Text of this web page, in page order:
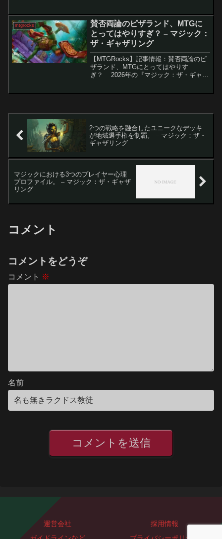
くの注目すべき再録カードや新しいデザ
インが...
mtgrocks
賛否両論のピザランド、MTGに
とってはやりすぎ？ – マジック：
ザ・ギャザリング
【MTGRocks】記事情報：賛否両論のピ
ザランド、MTGにとってはやりす
ぎ？ 2026年の『マジック：ザ・ギャザ
2つの戦略を融合したユニークなデッキ
が地域選手権を制覇。 – マジック：ザ・
ギャザリング
マジックにおける3つのプレイヤー心理
プロファイル。 – マジック：ザ・ギャザ
リング
コメント
コメントをどうぞ
コメント ※
名前
運営会社
採用情報